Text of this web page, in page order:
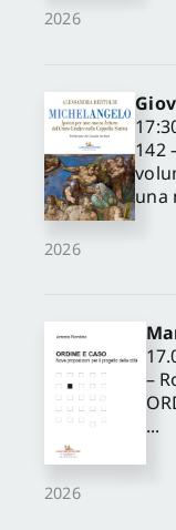
2026
2026
142
una
2026
–
...